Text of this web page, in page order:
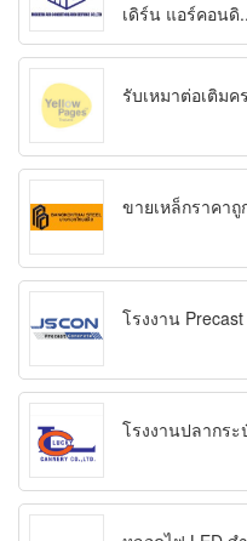
เดิร์น แอร์คอนดิ
รับเหมาต่อเติมค
ขายเหล็กราคา
โรงงาน
โรงงานปลากร